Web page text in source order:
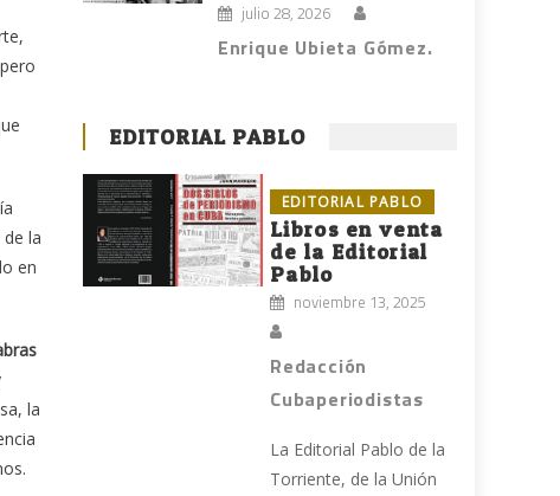
la
en
la
julio 28, 2026
Enrique Ubieta Gómez.
EDITORIAL PABLO
EDITORIAL PABLO
Libros en venta
de la Editorial
Pablo
noviembre 13, 2025
Redacción
Cubaperiodistas
La Editorial Pablo de la
Torriente, de la Unión